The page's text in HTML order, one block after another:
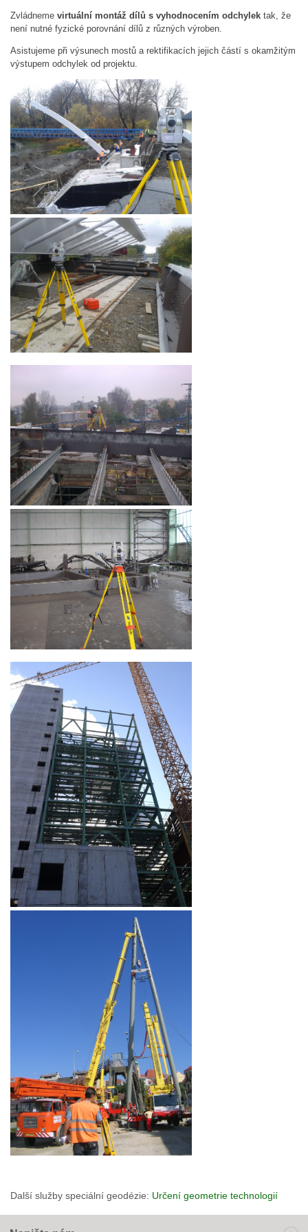
Zvládneme virtuální montáž dílů s vyhodnocením odchylek tak, že
není nutné fyzické porovnání dílů z různých výroben.
Asistujeme při výsunech mostů a rektifikacích jejich částí s okamžitým
výstupem odchylek od projektu.
Další služby speciální geodézie: Určení geometrie technologií